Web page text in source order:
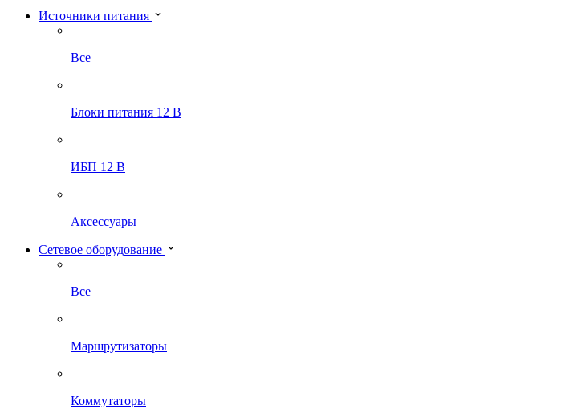
Источники питания
Все
Блоки питания 12 В
ИБП 12 В
Аксессуары
Сетевое оборудование
Все
Маршрутизаторы
Коммутаторы